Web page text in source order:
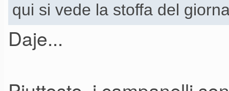
qui si vede la stoffa del
Daje...